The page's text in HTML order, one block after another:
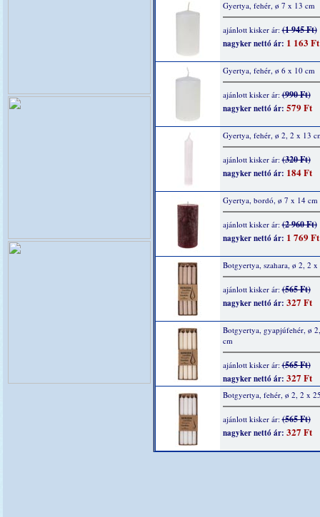
Gyertya, fehér, ø 7 x 13 cm
ajánlott kisker ár:(1 945 Ft)
nagyker nettó ár: 1 163 Ft
Gyertya, fehér, ø 6 x 10 cm
ajánlott kisker ár:(990 Ft)
nagyker nettó ár: 579 Ft
Gyertya, fehér, ø 2, 2 x 13
ajánlott kisker ár:(320 Ft)
nagyker nettó ár: 184 Ft
Gyertya, bordó, ø 7 x 14 cm
ajánlott kisker ár:(2 960 Ft)
nagyker nettó ár: 1 769 Ft
Botgyertya, szahara, ø 2, 2 x
ajánlott kisker ár:(565 Ft)
nagyker nettó ár: 327 Ft
Botgyertya, gyapjúfehér, ø
cm
ajánlott kisker ár:(565 Ft)
nagyker nettó ár: 327 Ft
Botgyertya, fehér, ø 2, 2 x
ajánlott kisker ár:(565 Ft)
nagyker nettó ár: 327 Ft